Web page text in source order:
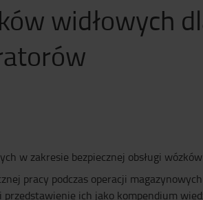
widłowych
w zakresie bezpiecznej obsługi
pracy podczas operacji
ich jako kompendium